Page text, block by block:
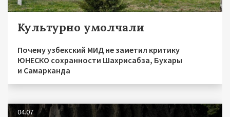
Культурно умолчали
Почему узбекский МИД не заметил критику
ЮНЕСКО сохранности Шахрисабза, Бухары
и Самарканда
04.07